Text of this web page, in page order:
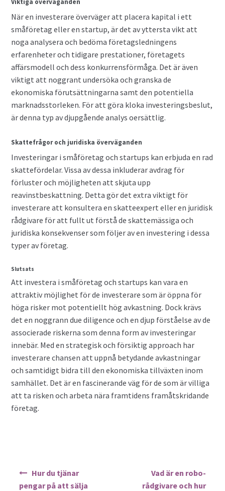
När en investerare överväger att placera kapital i ett
småföretag eller en startup, är det av yttersta vikt att
noga analysera och bedöma företagsledningens
erfarenheter och tidigare prestationer, företagets
affärsmodell och dess konkurrensförmåga. Det är även
viktigt att noggrant undersöka och granska de
ekonomiska förutsättningarna samt den potentiella
marknadsstorleken. För att göra kloka investeringsbeslut,
är denna typ av djupgående analys oersättlig.
Skattefrågor och juridiska överväganden
Investeringar i småföretag och startups kan erbjuda en rad
skattefördelar. Vissa av dessa inkluderar avdrag för
förluster och möjligheten att skjuta upp
reavinstbeskattning. Detta gör det extra viktigt för
investerare att konsultera en skatteexpert eller en juridisk
rådgivare för att fullt ut förstå de skattemässiga och
juridiska konsekvenser som följer av en investering i dessa
typer av företag.
Slutsats
Att investera i småföretag och startups kan vara en
attraktiv möjlighet för de investerare som är öppna för
höga risker mot potentiellt hög avkastning. Dock krävs
det en noggrann due diligence och en djup förståelse av de
associerade riskerna som denna form av investeringar
innebär. Med en strategisk och försiktig approach har
investerare chansen att uppnå betydande avkastningar
och samtidigt bidra till den ekonomiska tillväxten inom
samhället. Det är en fascinerande väg för de som är villiga
att ta risken och arbeta nära framtidens framåtskridande
företag.
Inläggsnavigering
Hur du tjänar
pengar på att sälja
Vad är en robo-
rådgivare och hur